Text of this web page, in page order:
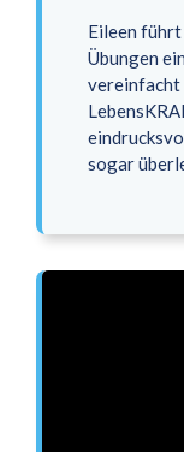
Eileen
Übungen
vereinfacht
sogar